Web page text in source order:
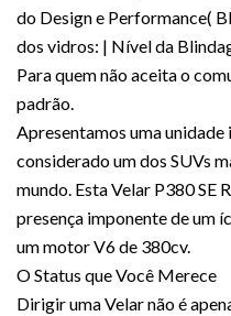
do Design e Performance(
dos vidros: | Nível da
Para quem não aceita o
padrão.
Apresentamos uma unidade
considerado um dos SUVs
mundo. Esta Velar P380
presença imponente de um
um motor V6 de 380cv.
O Status que Você Merece
Dirigir uma Velar não é